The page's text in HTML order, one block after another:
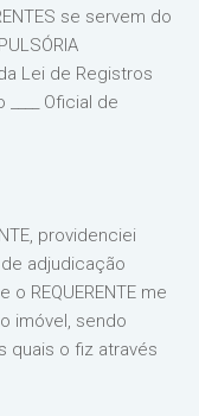
se servem do
Lei de Registros
Oficial de
providenciei
adjudicação
o REQUERENTE me
imóvel, sendo
quais o fiz através